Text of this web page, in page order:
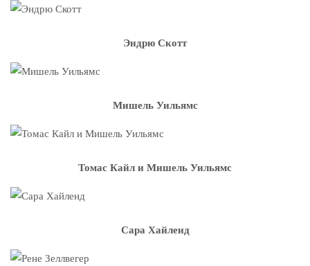
Эндрю Скотт
Мишель Уильямс
Томас Кайл и Мишель Уильямс
Сара Хайленд